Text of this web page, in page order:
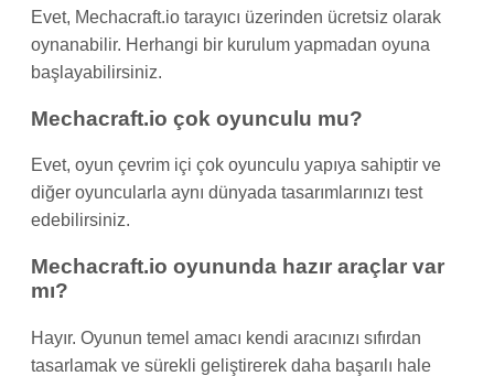
Evet, Mechacraft.io tarayıcı üzerinden ücretsiz olarak
oynanabilir. Herhangi bir kurulum yapmadan oyuna
başlayabilirsiniz.
Mechacraft.io çok oyunculu mu?
Evet, oyun çevrim içi çok oyunculu yapıya sahiptir ve
diğer oyuncularla aynı dünyada tasarımlarınızı test
edebilirsiniz.
Mechacraft.io oyununda hazır araçlar var
mı?
Hayır. Oyunun temel amacı kendi aracınızı sıfırdan
tasarlamak ve sürekli geliştirerek daha başarılı hale